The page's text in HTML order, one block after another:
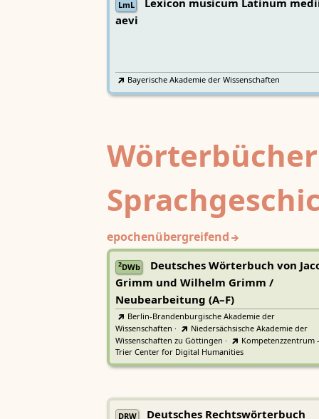
LmL
Lexicon musicum Latinum
aevi
Bayerische Akademie der Wissenschaften
epochenübergreifend
2DWb
Deutsches Wörterbuch von
Grimm und Wilhelm Grimm /
Neubearbeitung (A–F)
Berlin-Brandenburgische Akademie der
Wissenschaften ·
Niedersächsische Akademie der
Wissenschaften zu Göttingen ·
Kompetenzzentrum -
Trier Center for Digital Humanities
DRW Deutsches Rechtswörterbuch